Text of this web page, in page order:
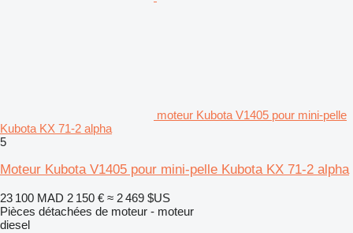
moteur Kubota V1405 pour mini-pelle
Kubota KX 71-2 alpha
5
Moteur Kubota V1405 pour mini-pelle Kubota KX 71-2 alpha
23 100 MAD 2 150 € ≈ 2 469 $US
Pièces détachées de moteur - moteur
diesel